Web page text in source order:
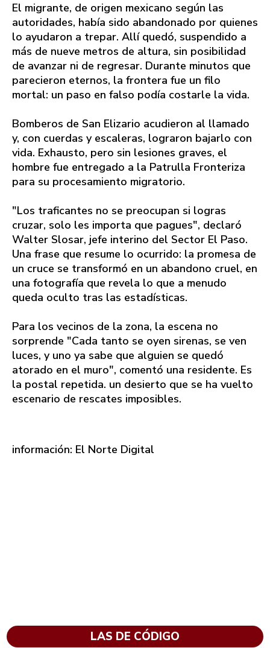
El migrante, de origen mexicano según las
autoridades, había sido abandonado por quienes
lo ayudaron a trepar. Allí quedó, suspendido a
más de nueve metros de altura, sin posibilidad
de avanzar ni de regresar. Durante minutos que
parecieron eternos, la frontera fue un filo
mortal: un paso en falso podía costarle la vida.
Bomberos de San Elizario acudieron al llamado
y, con cuerdas y escaleras, lograron bajarlo con
vida. Exhausto, pero sin lesiones graves, el
hombre fue entregado a la Patrulla Fronteriza
para su procesamiento migratorio.
"Los traficantes no se preocupan si logras
cruzar, solo les importa que pagues", declaró
Walter Slosar, jefe interino del Sector El Paso.
Una frase que resume lo ocurrido: la promesa de
un cruce se transformó en un abandono cruel, en
una fotografía que revela lo que a menudo
queda oculto tras las estadísticas.
Para los vecinos de la zona, la escena no
sorprende "Cada tanto se oyen sirenas, se ven
luces, y uno ya sabe que alguien se quedó
atorado en el muro", comentó una residente. Es
la postal repetida. un desierto que se ha vuelto
escenario de rescates imposibles.
información: El Norte Digital
LAS DE CÓDIGO